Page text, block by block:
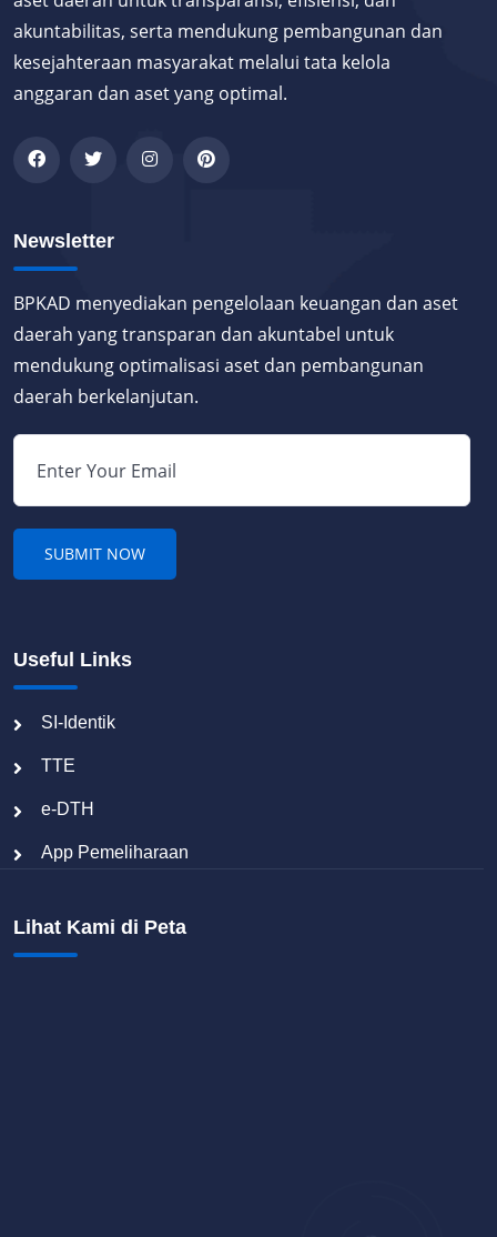
akuntabilitas, serta mendukung pembangunan dan
kesejahteraan masyarakat melalui tata kelola
anggaran dan aset yang optimal.
Newsletter
BPKAD menyediakan pengelolaan keuangan dan aset
daerah yang transparan dan akuntabel untuk
mendukung optimalisasi aset dan pembangunan
daerah berkelanjutan.
Useful Links
SI-Identik
TTE
e-DTH
App Pemeliharaan
Lihat Kami di Peta